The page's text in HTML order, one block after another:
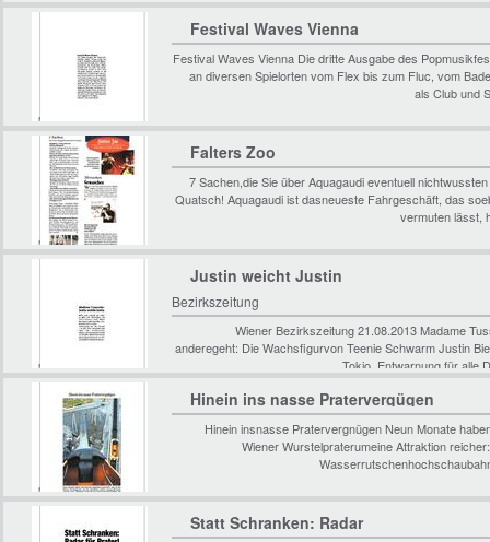
Festival Waves Vienna
Festival Waves Vienna Die dritte Ausgabe des
an diversen Spielorten vom Flex bis zum Fluc, vom
als Club und
Falters Zoo
7 Sachen,die Sie über Aquagaudi eventuell
Quatsch! Aquagaudi ist dasneueste Fahrgeschäft, das
vermuten lässt,
Justin weicht Justin
Bezirkszeitung
Wiener Bezirkszeitung 21.08.2013 Madame
anderegeht: Die Wachsfigurvon Teenie Schwarm Justin
Tokio. Entwarnung für alle
Hinein ins nasse Pratervergügen
Hinein insnasse Pratervergnügen Neun Monate
Wiener Wurstelpraterumeine Attraktion
Statt Schranken: Radar